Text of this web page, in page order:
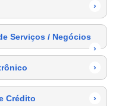
›
Serviços / Negócios
›
›
Crédito ›